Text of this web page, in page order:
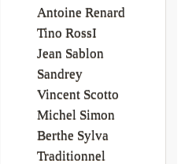
Antoine Renard
Tino RossI
Jean Sablon
Sandrey
Vincent Scotto
Michel Simon
Berthe Sylva
Traditionnel